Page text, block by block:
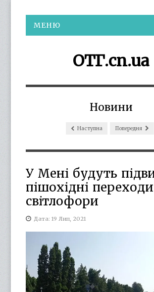
МЕНЮ
ОТГ.cn.ua
Новини
Наступна Попередня
У Мені будуть
пішохідні переходи
світлофори
Дата: 19 Лип, 2021